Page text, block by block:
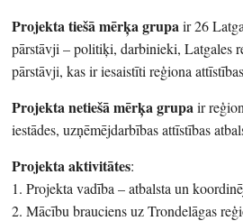
Projekta tiešā mērķa grupair 26
pārstāvji – politiķi, darbinieki, Latgales
pārstāvji, kas ir iesaistīti reģiona
Projekta netiešā mērķa grupair
iestādes, uzņēmējdarbības attīstības
Projekta aktivitātes:
1. Projekta vadība – atbalsta un
2. Mācību brauciens uz Trondelāgas